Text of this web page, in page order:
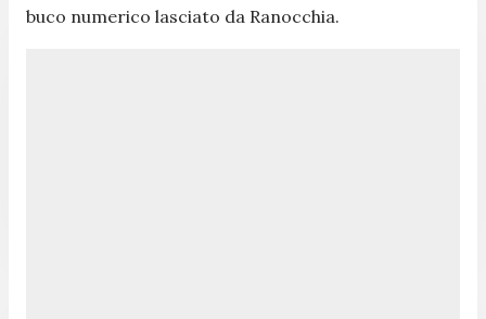
buco numerico lasciato da Ranocchia.